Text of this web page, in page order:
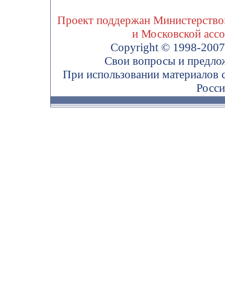
Проект поддержан
и Московской
Copyright © 1998-
Свои вопросы и
При использовании